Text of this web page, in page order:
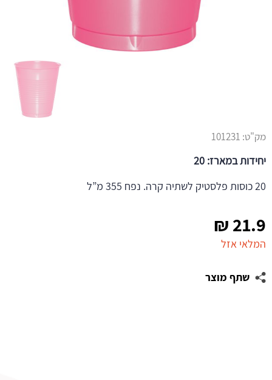
21.9
₪
המלאי אזל
שתף מוצר
מק"ט: 101231
יחידות במארז: 20
20 כוסות פלסטיק לשתיה קרה. נפח 355 מ”ל